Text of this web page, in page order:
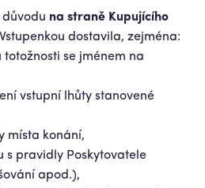
důvodu na straně Kupujícího
dostavila, zejména:
se jménem na
vstupní lhůty stanovené
místa konání,
s pravidly Poskytovatele
apod.),